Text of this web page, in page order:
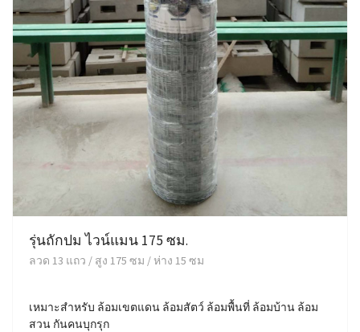
รุ่นถักปม ไวน์แมน 175 ซม.
ลวด 13 แถว / สูง 175 ซม / ห่าง 15 ซม
เหมาะสำหรับ ล้อมเขตแดน ล้อมสัตว์ ล้อมพื้นที่ ล้อมบ้าน ล้อม
สวน กันคนบุกรุก